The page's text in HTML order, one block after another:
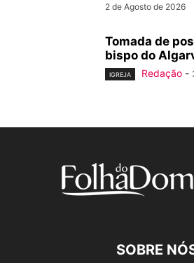
2 de Agosto de 2026
Tomada de
bispo do
IGREJA Redação -
SOBRE